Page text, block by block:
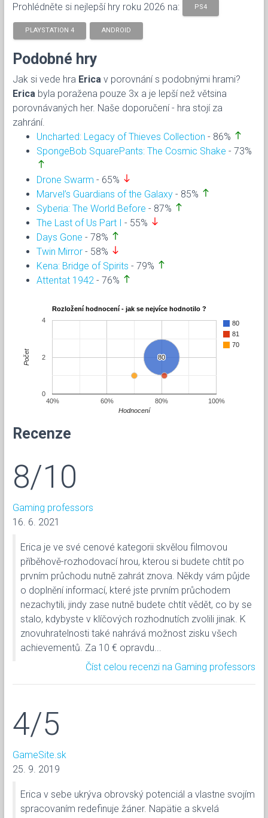
Prohlédněte si nejlepší hry roku 2026 na: PS4
PLAYSTATION 4 ANDROID
Podobné hry
Jak si vede hra Erica v porovnání s podobnými hrami?
Erica byla poražena pouze 3x a je lepší než větsina
porovnávaných her. Naše doporučení - hra stojí za
zahrání.
Uncharted: Legacy of Thieves Collection - 86% north
SpongeBob SquarePants: The Cosmic Shake - 73%
north
Drone Swarm - 65% south
Marvel’s Guardians of the Galaxy - 85% north
Syberia: The World Before - 87% north
The Last of Us Part I - 55% south
Days Gone - 78% north
Twin Mirror - 58% south
Kena: Bridge of Spirits - 79% north
Attentat 1942 - 76% north
Rozložení hodnocení - jak se nejvíce hodnotilo ?
80
81
70
80
80
40% 60% 80% 100%
0
2
4
Hodnocení
Počet
Recenze
8/10
Gaming professors
16. 6. 2021
Erica je ve své cenové kategorii skvělou filmovou
příběhově-rozhodovací hrou, kterou si budete chtít po
prvním průchodu nutně zahrát znova. Někdy vám půjde
o doplnění informací, které jste prvním průchodem
nezachytili, jindy zase nutně budete chtít vědět, co by se
stalo, kdybyste v klíčových rozhodnutích zvolili jinak. K
znovuhratelnosti také nahrává možnost zisku všech
achievementů. Za 10 € opravdu...
Číst celou recenzi na Gaming professors
4/5
GameSite.sk
25. 9. 2019
Erica v sebe ukrýva obrovský potenciál a vlastne svojím
spracovaním redefinuje žáner. Napätie a skvelá